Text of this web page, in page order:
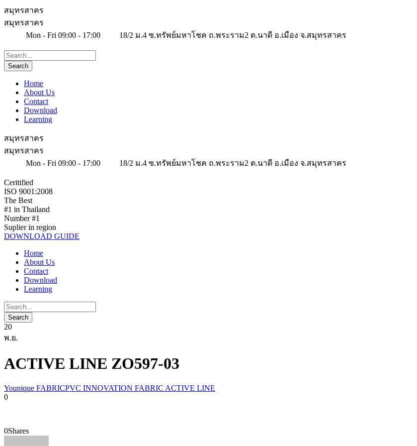
สมุทรสาคร
สมุทรสาคร
Mon - Fri 09:00 - 17:00
18/2 ม.4 ซ.ทรัพย์มหาโชค ถ.พระราม2 ต.นาดี อ.เมือง จ.สมุทรสาคร
Home
About Us
Contact
Download
Learning
สมุทรสาคร
สมุทรสาคร
Mon - Fri 09:00 - 17:00
18/2 ม.4 ซ.ทรัพย์มหาโชค ถ.พระราม2 ต.นาดี อ.เมือง จ.สมุทรสาคร
Ceritified
ISO 9001:2008
The Best
#1 in Thailand
Number #1
Suplier in region
DOWNLOAD GUIDE
Home
About Us
Contact
Download
Learning
20
พ.ย.
ACTIVE LINE ZO597-03
Younique FABRICPVC INNOVATION FABRIC ACTIVE LINE
0
0Shares